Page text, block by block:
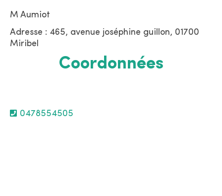
M Aumiot
Adresse : 465, avenue joséphine guillon, 01700
Miribel
Coordonnées
0478554505